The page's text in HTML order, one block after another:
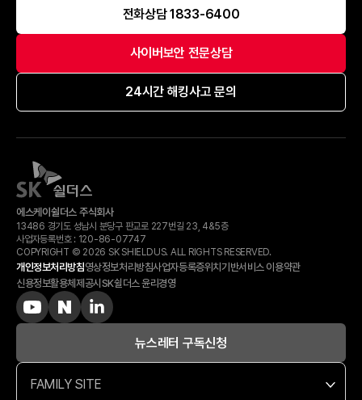
전화상담 1833-6400
사이버보안 전문상담
24시간 해킹사고 문의
에스케이쉴더스 주식회사
13486 경기도 성남시 분당구 판교로 227번길 23, 4&5층
사업자등록번호 : 120-​86-​07747
COPYRIGHT © 2026 SK SHIELDUS. ALL RIGHTS RESERVED.
개인정보처리방침영상정보처리방침사업자등록증위치기반서비스 이용약관
신용정보활용체제공시 SK쉴더스 윤리경영
뉴스레터 구독신청
FAMILY SITE